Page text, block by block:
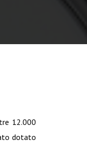
12.000
dotato